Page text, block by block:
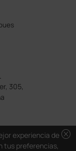
305,
cancel
experiencia de
tus preferencias,